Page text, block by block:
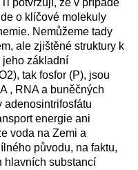
potvrzují, že v případě
o klíčové molekuly
Nemůžeme tady
ale zjištěné struktury k
jeho základní
tak fosfor (P), jsou
, RNA a buněčných
adenosintrifosfátu
energie ani
voda na Zemi a
původu, na faktu,
hlavních substancí